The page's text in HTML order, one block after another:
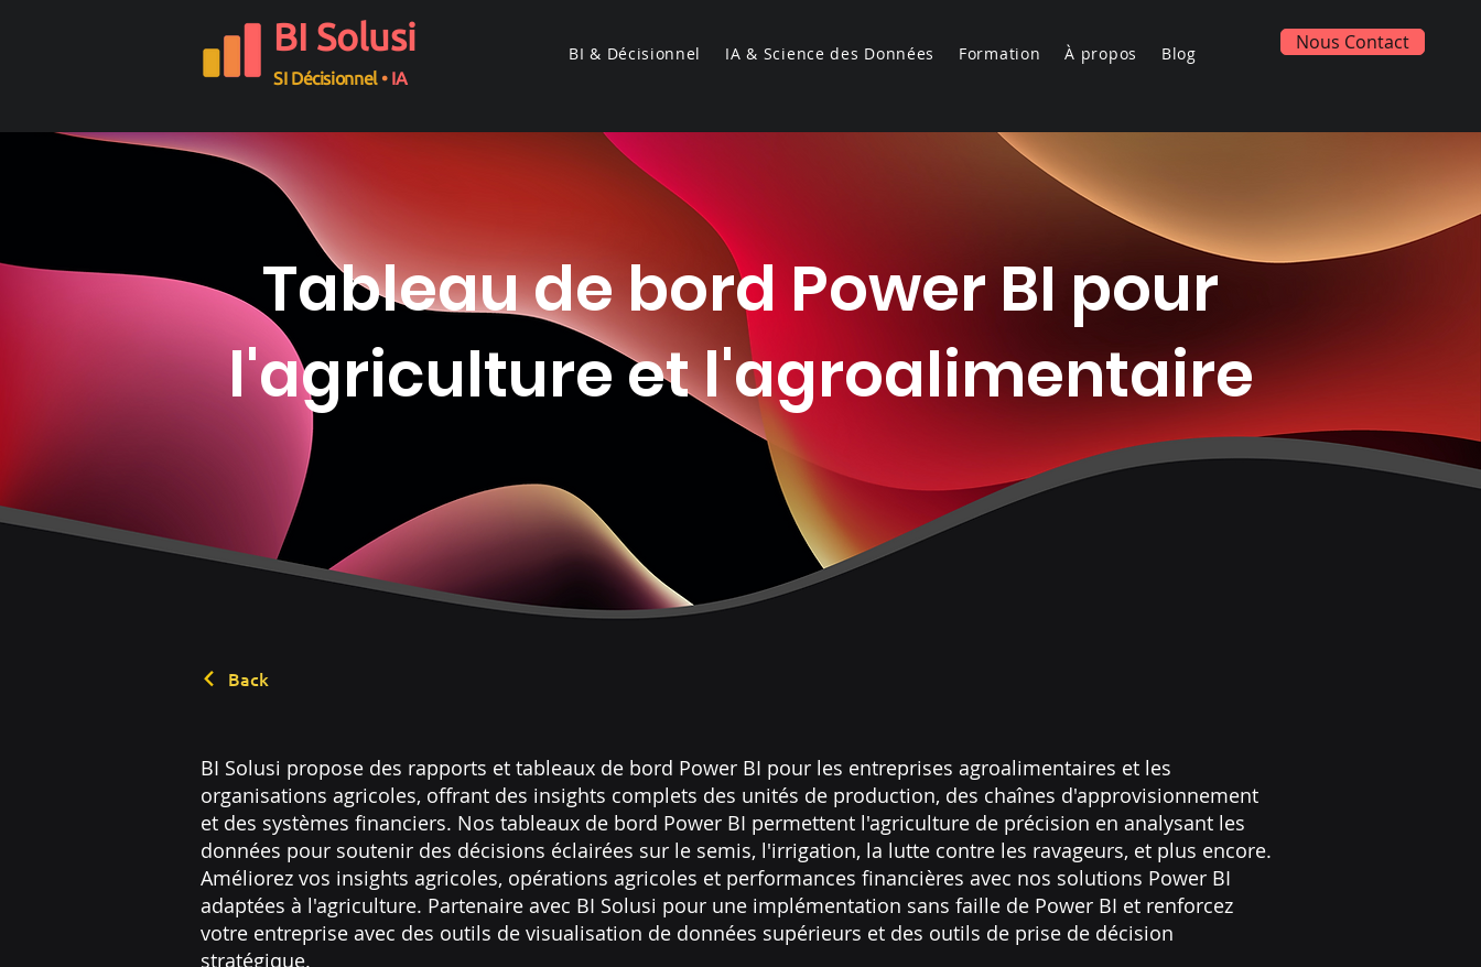
BI Solusi
SI Décisionnel • IA
BI & Décisionnel IA & Science des Données Formation À propos Blog Nous Contact
Tableau de bord Power BI pour
l'agriculture et l'agroalimentaire
Back
BI Solusi propose des rapports et tableaux de bord Power BI pour les entreprises agroalimentaires et les
organisations agricoles, offrant des insights complets des unités de production, des chaînes d'approvisionnement
et des systèmes financiers. Nos tableaux de bord Power BI permettent l'agriculture de précision en analysant les
données pour soutenir des décisions éclairées sur le semis, l'irrigation, la lutte contre les ravageurs, et plus encore.
Améliorez vos insights agricoles, opérations agricoles et performances financières avec nos solutions Power BI
adaptées à l'agriculture. Partenaire avec BI Solusi pour une implémentation sans faille de Power BI et renforcez
votre entreprise avec des outils de visualisation de données supérieurs et des outils de prise de décision
stratégique.